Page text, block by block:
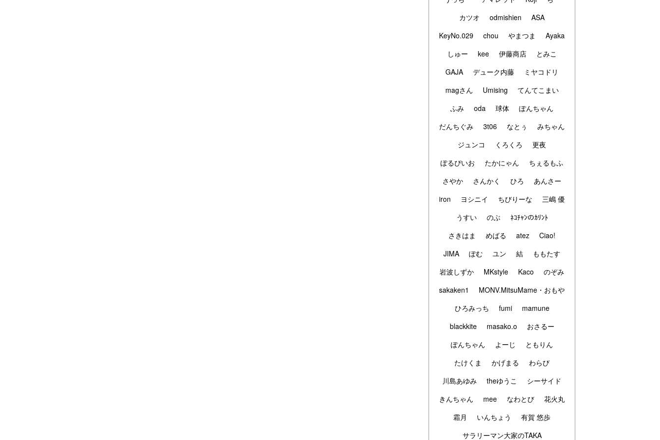
カツオ
odmishien
ASA
KeyNo.029
chou やまつま
Ayaka
しゅー
kee 伊藤商店
とみこ
GAJA
デューク内藤
ミヤコドリ
magさん
Umising
てんてこまい
ふみ
oda 球体
ぽんちゃん
だんちぐみ
3t06 なとぅ
みちゃん
ジュンコ
くろくろ
更夜
ぽるぴいお
たかにゃん
ちぇるもふ
さやか
さんかく ひろ
あんさー
iron
ヨシニイ ちびりーな
三嶋 優
うすい
のぶ
ﾈｺﾁｬﾝのｶﾘﾝﾄ
さきはま
めばる atez
Ciao!
JIMA
ぽむ ユン 結
ももたす
岩波しずか
MKstyle Kaco
のぞみ
sakaken1
MONV.MitsuMame・おもや
ひろみっち
fumi
mamune
blackkite
masako.o
おさるー
ぽんちゃん
よーじ
ともりん
たけくま
かげまる
わらび
川島あゆみ
theゆうこ
シーサイド
きんちゃん
mee なわとび
花火丸
霜月
いんちょう
有賀 悠歩
サラリーマン大家のTAKA